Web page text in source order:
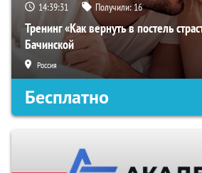
14:39:31 Получили:16
Тренинг «Как вернуть в постель
Бачинской
Россия
Бесплатно